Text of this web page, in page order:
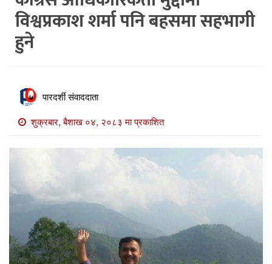
खबर
समाचार
खाेज
माडी
विश्वप्रकाश शर्मा पनि बहसमा सहभागी
हुने
पारदर्शी संवाददाता
शुक्रबार, बैशाख ०४, २०८३ मा प्रकाशित